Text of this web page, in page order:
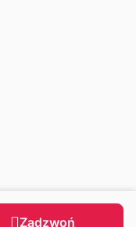
Zadzwoń